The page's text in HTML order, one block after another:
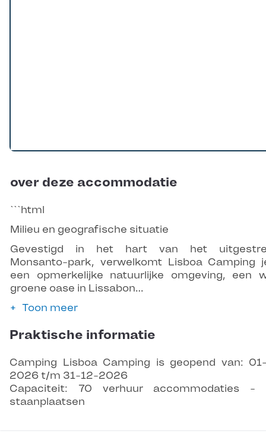
over deze accommodatie
```html
Milieu en geografische situatie
Gevestigd in het hart van het
Monsanto-park, verwelkomt Lisboa Camping
een opmerkelijke natuurlijke omgeving, een
groene oase in Lissabon…
Toon meer
Praktische informatie
Camping Lisboa Camping is geopend van:
2026 t/m 31-12-2026
Capaciteit: 70 verhuur accommodaties -
staanplaatsen